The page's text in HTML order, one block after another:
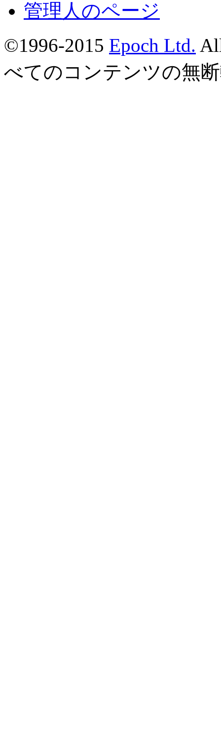
管理人のページ
©1996-2015 Epoch Ltd.
べてのコンテンツの無